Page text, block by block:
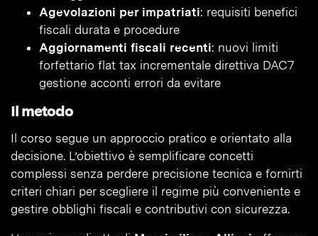
Agevolazioni per impatriati: requisiti benefici
fiscali durata e procedure
Aggiornamenti fiscali recenti: nuovi limiti
forfettario flat tax incrementale direttiva DAC7
gestione acconti errori da evitare
Il metodo
Il corso segue un approccio pratico e orientato alla
decisione. L’obiettivo è semplificare concetti
complessi senza perdere precisione tecnica e fornirti
criteri chiari per scegliere il regime più conveniente e
gestire obblighi fiscali e contributivi con sicurezza.